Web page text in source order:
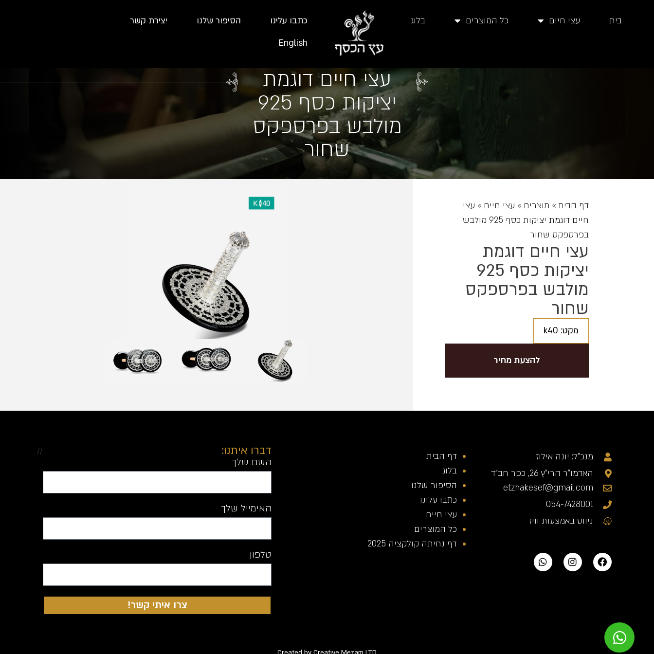
בית עצי חיים כל המוצרים בלוג כתבו עלינו הסיפור שלנו
יצירת קשר
English
עצי חיים דוגמת
יציקות כסף 925
מולבש בפרספקס
שחור
דף הבית » מוצרים » עצי חיים » עצי
חיים דוגמת יציקות כסף 925 מולבש
בפרספקס שחור
עצי חיים דוגמת
יציקות כסף 925
מולבש בפרספקס
שחור
מקט: k40
להצעת מחיר
מנכ"ל: יונה אילוז
האדמו"ר הרי"ץ 26, כפר חב"ד
etzhakesef@gmail.com
054-7428001
ניווט באמצעות וויז
דף הבית
בלוג
הסיפור שלנו
כתבו עלינו
עצי חיים
כל המוצרים
דף נחיתה קולקציה 2025
דברו איתנו:
השם שלך
האימייל שלך
טלפון
צרו איתי קשר!
//